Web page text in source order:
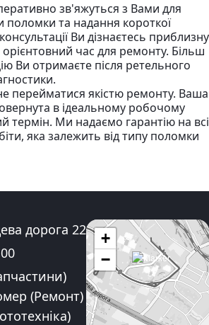
зв'яжуться з Вами для
поломки та надання короткої
Ви дізнаєтесь приблизну
орієнтовний час для ремонту. Більш
Ви отримаєте після ретельного
перейматися якістю ремонту. Ваша
в ідеальному робочому
термін. Ми надаємо гарантію на всі
яка залежить від типу поломки
дорога 22
телефону:
(Ремонт)
+
−